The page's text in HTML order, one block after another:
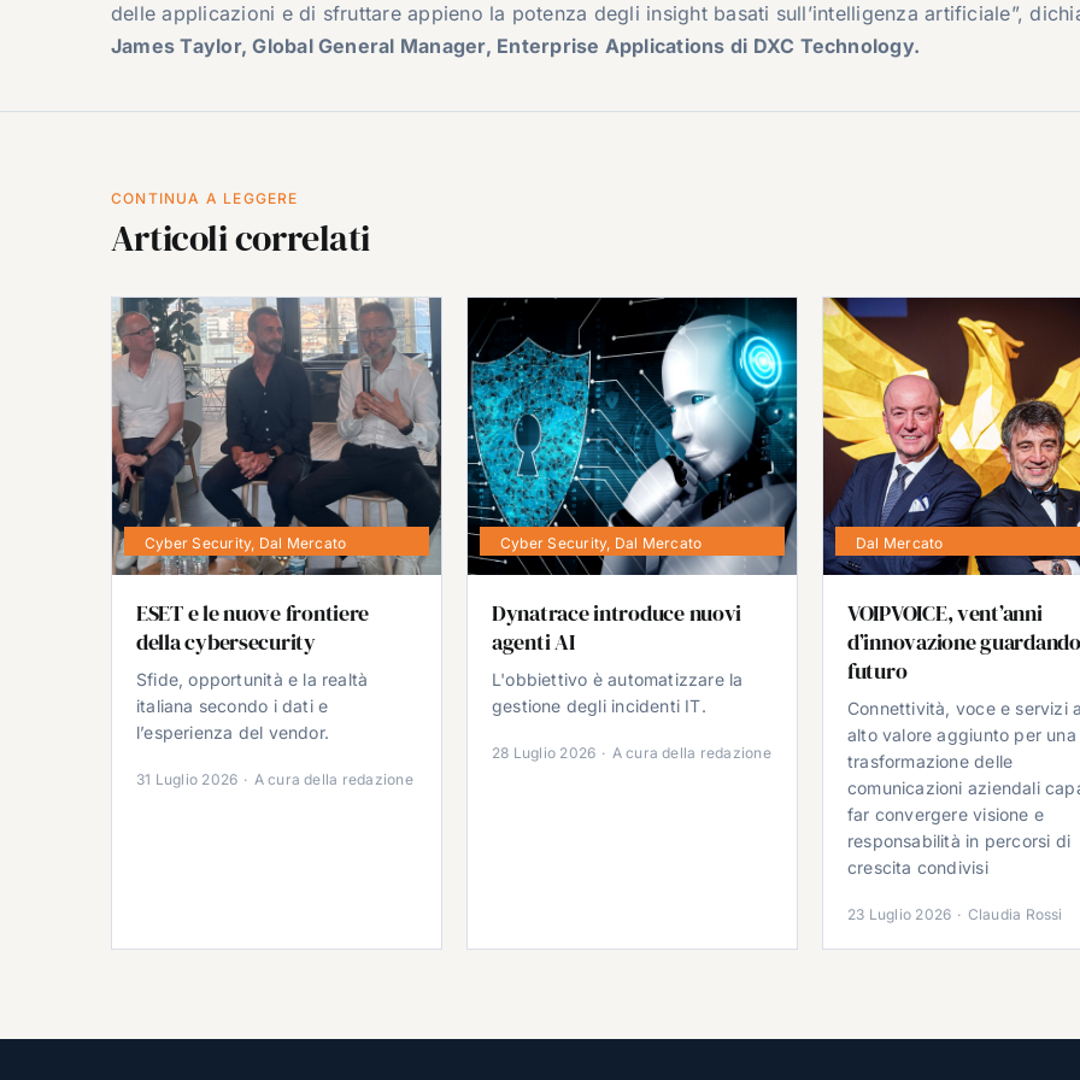
delle applicazioni e di sfruttare appieno la potenza degli insight basati sull’intelligenza artificiale”,
James Taylor, Global General Manager, Enterprise Applications di DXC Technology.
CONTINUA A LEGGERE
Articoli correlati
Cyber Security, Dal Mercato
ESET e le nuove frontiere
della cybersecurity
Sfide, opportunità e la realtà
italiana secondo i dati e
l’esperienza del vendor.
31 Luglio 2026 · A cura della redazione
Cyber Security, Dal Mercato
Dynatrace introduce nuovi
agenti AI
L'obbiettivo è automatizzare la
gestione degli incidenti IT.
28 Luglio 2026 · A cura della redazione
Dal Mercato
VOIPVOICE, vent’anni
d’innovazione
futuro
Connettività, voce e servizi
alto valore aggiunto per una
trasformazione delle
comunicazioni aziendali
far convergere visione e
responsabilità in percorsi di
crescita condivisi
23 Luglio 2026 · Claudia Rossi